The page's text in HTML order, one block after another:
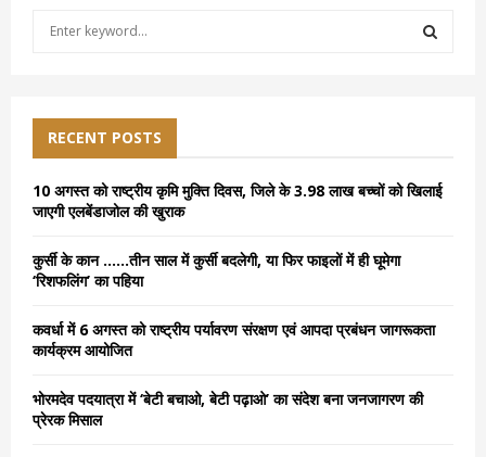
f
o
r
RECENT POSTS
10 अगस्त को राष्ट्रीय कृमि मुक्ति दिवस, जिले के 3.98 लाख बच्चों को खिलाई
जाएगी एलबेंडाजोल की खुराक
कुर्सी के कान ……तीन साल में कुर्सी बदलेगी, या फिर फाइलों में ही घूमेगा
‘रिशफलिंग’ का पहिया
कवर्धा में 6 अगस्त को राष्ट्रीय पर्यावरण संरक्षण एवं आपदा प्रबंधन जागरूकता
कार्यक्रम आयोजित
भोरमदेव पदयात्रा में ‘बेटी बचाओ, बेटी पढ़ाओ’ का संदेश बना जनजागरण की
प्रेरक मिसाल